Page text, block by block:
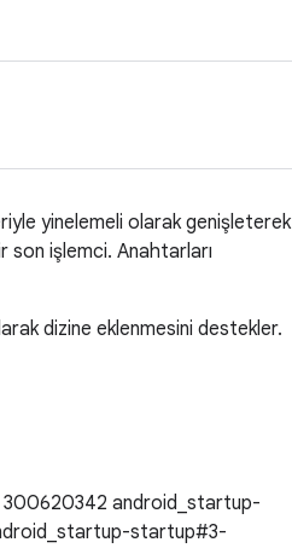
yinelemeli olarak genişleterek
son işlemci. Anahtarları
dizine eklenmesini destekler.
android_startup-
startup#3-